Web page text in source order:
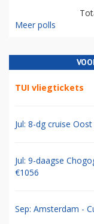
Meer polls
TUI vliegtickets
Jul: 8-dg cruise
Jul: 9-daagse
€1056
Sep: Amsterdam -